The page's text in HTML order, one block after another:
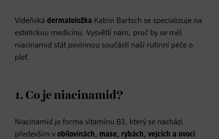
Vídeňská dermatoložka Katrin Bartsch se specializuje na
estetickou medicínu. Vysvětlí nám, proč by se měl
niacinamid stát povinnou součástí naší rutinní péče o
pleť.
1. Co je niacinamid?
Niacinamid je forma vitamínu B3, který se nachází
především v obilovinách, mase, rybách, vejcích a ovoci.